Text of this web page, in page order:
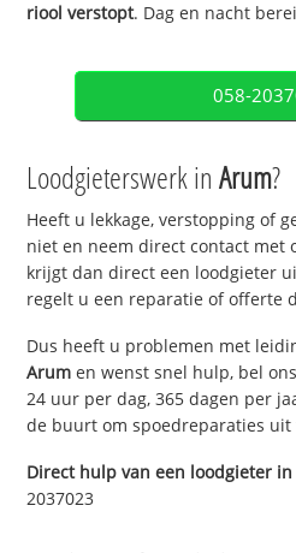
riool verstopt. Dag en nacht
058-
Loodgieterswerk inArum?
Heeft u lekkage, verstopping of
niet en neem direct contact met
krijgt dan direct een loodgieter
regelt u een reparatie of offerte
Dus heeft u problemen met
Arum en wenst snel hulp, bel
24 uur per dag, 365 dagen per
de buurt om spoedreparaties uit
Direct hulp van een loodgieter
2037023